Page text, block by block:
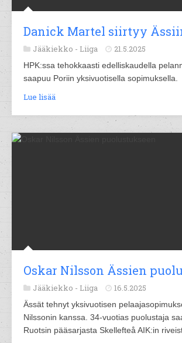
Danick Martel siirtyy
Jääkiekko - Liiga 21.5.2025
HPK:ssa tehokkaasti edelliskaudella
saapuu Poriin yksivuotisella sopimuksella.
Lue lisää
Oskar Nilsson Ässien
Jääkiekko - Liiga 16.5.2025
Ässät tehnyt yksivuotisen
Nilssonin kanssa. 34-vuotias puolustaja
Ruotsin pääsarjasta Skellefteå AIK:in